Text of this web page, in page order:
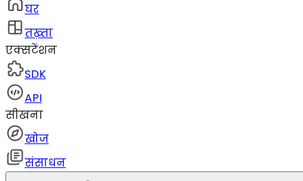
घर
तख़्ता
एक्सटेंशन
SDK
API
सीखना
खोज
संसाधन